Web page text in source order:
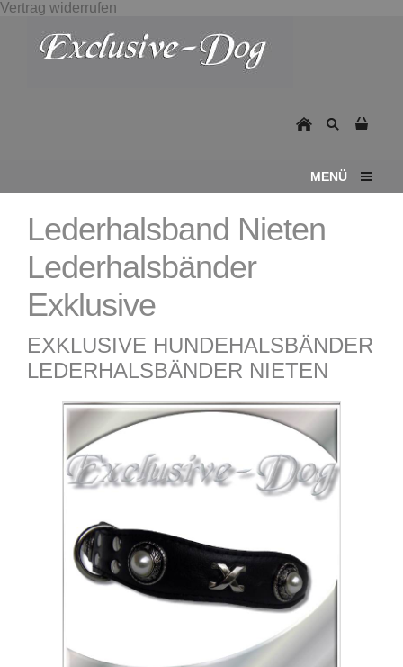
Vertrag widerrufen
MENÜ
Lederhalsband Nieten
Lederhalsbänder
Exklusive
EXKLUSIVE HUNDEHALSBÄNDER
LEDERHALSBÄNDER NIETEN